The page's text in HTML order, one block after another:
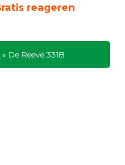
reageren
» De Reeve 331B